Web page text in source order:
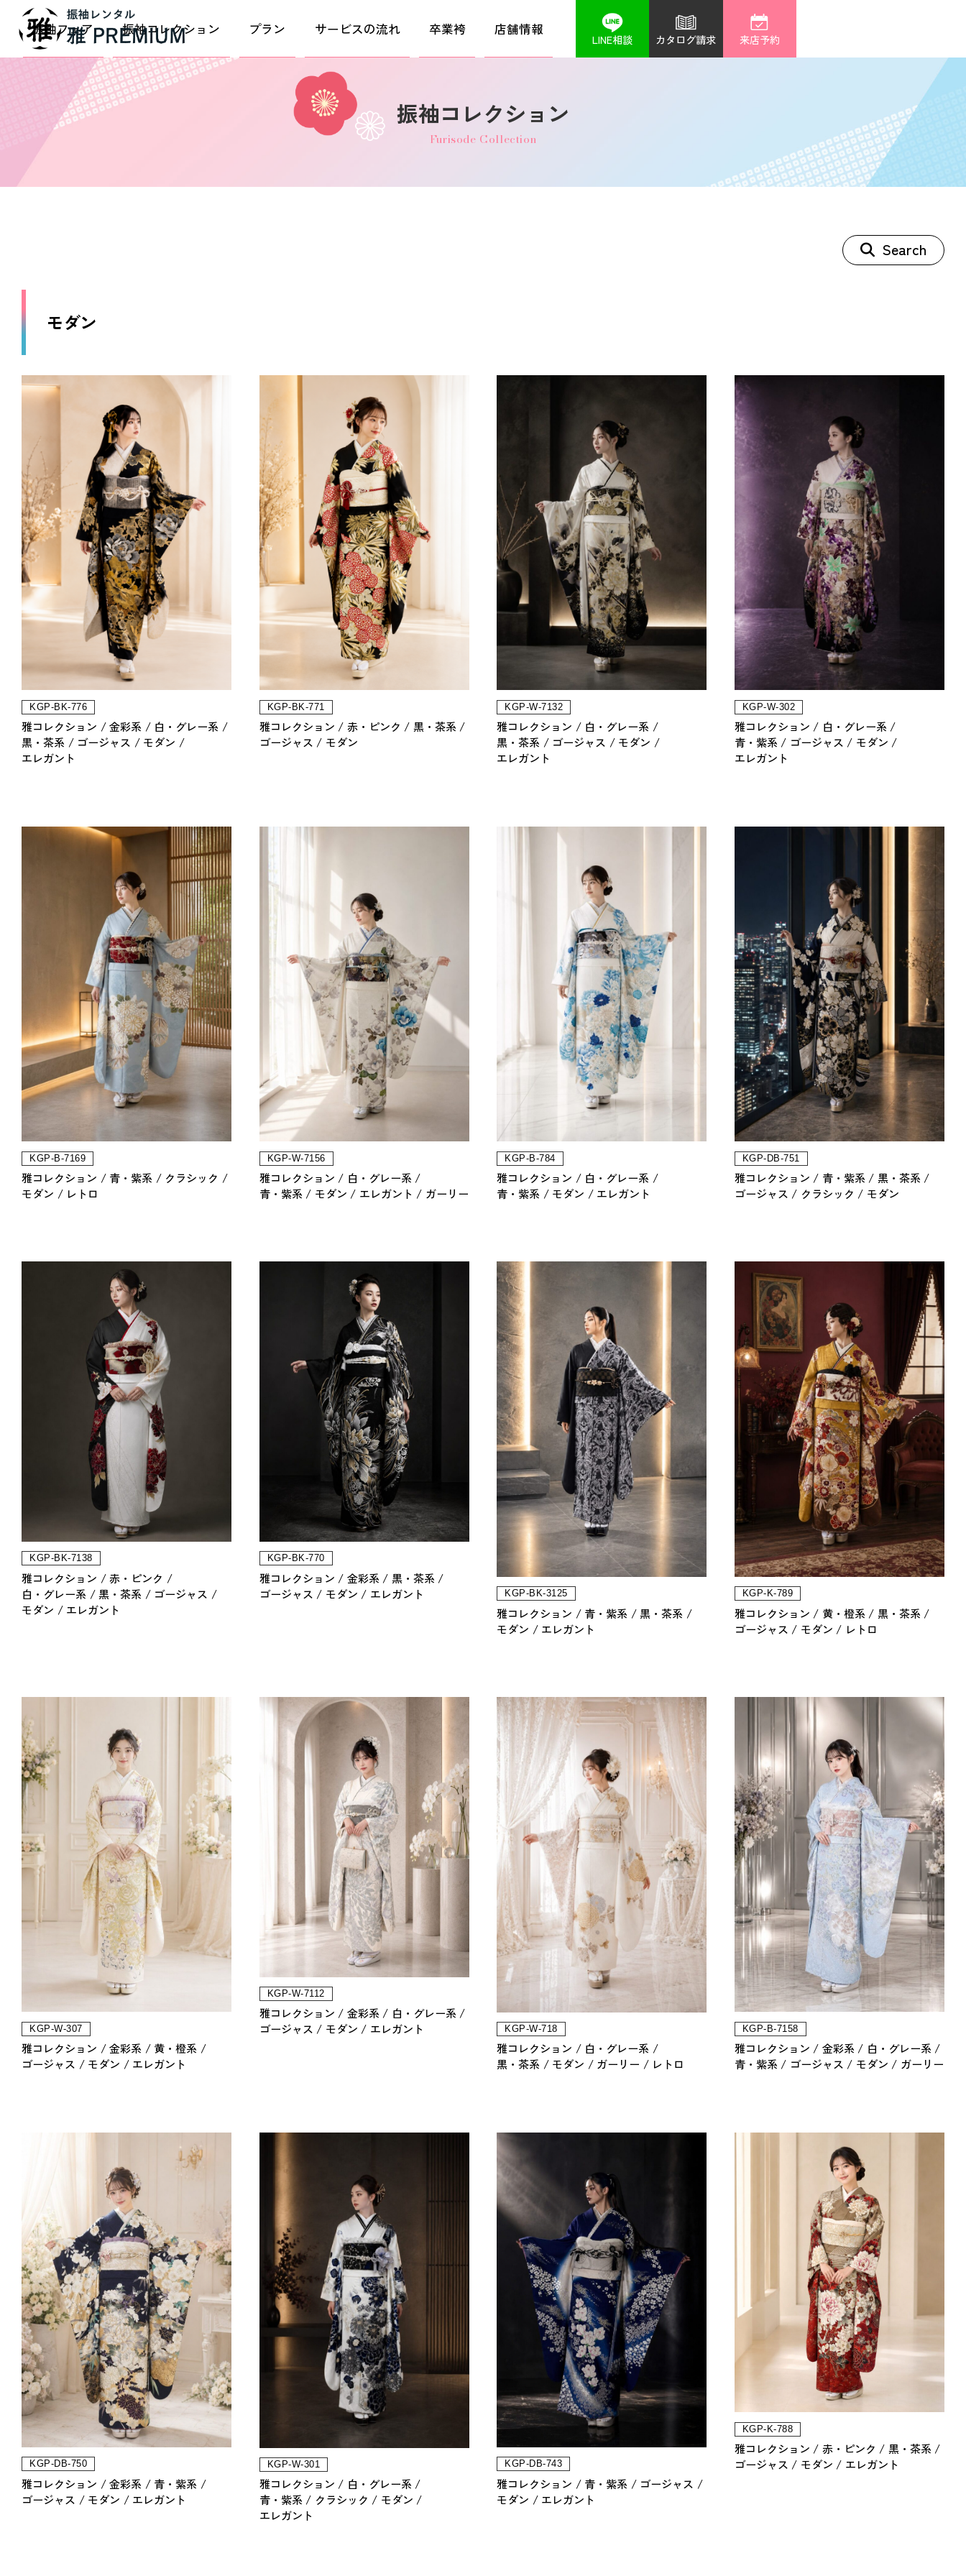
振袖フェア 振袖コレクション プラン サービスの流れ 卒業袴 店舗情報
LINE相談 カタログ請求 来店予約
振袖コレクション
Furisode Collection
Search
モダン
KGP-BK-776
雅コレクション 金彩系
白・グレー系
黒・茶系
ゴージャス
モダン
エレガント
KGP-BK-771
雅コレクション 赤・ピンク
黒・茶系
ゴージャス
モダン
KGP-W-7132
雅コレクション
白・グレー系
黒・茶系
ゴージャス
モダン
エレガント
KGP-W-302
雅コレクション
白・グレー系
青・紫系
ゴージャス
モダン
エレガント
KGP-B-7169
雅コレクション 青・紫系
クラシック
モダン
レトロ
KGP-W-7156
雅コレクション
白・グレー系
青・紫系
モダン エレガント ガーリー
KGP-B-784
雅コレクション
白・グレー系
青・紫系
モダン エレガント
KGP-DB-751
雅コレクション 青・紫系
黒・茶系
ゴージャス
クラシック モダン
KGP-BK-7138
雅コレクション
赤・ピンク
白・グレー系
黒・茶系
ゴージャス
モダン
エレガント
KGP-BK-770
雅コレクション 金彩系
黒・茶系
ゴージャス
モダン エレガント KGP-BK-3125
雅コレクション 青・紫系
黒・茶系
モダン
エレガント
KGP-K-789
雅コレクション 黄・橙系
黒・茶系
ゴージャス
モダン レトロ
KGP-W-307
雅コレクション 金彩系
黄・橙系
ゴージャス
モダン エレガント
KGP-W-7112
雅コレクション 金彩系
白・グレー系
ゴージャス
モダン エレガント KGP-W-718
雅コレクション
白・グレー系
黒・茶系
モダン ガーリー レトロ
KGP-B-7158
雅コレクション 金彩系
白・グレー系
青・紫系
ゴージャス モダン ガーリー
KGP-DB-750
雅コレクション 金彩系
青・紫系
ゴージャス
モダン エレガント
KGP-W-301
雅コレクション
白・グレー系
青・紫系
クラシック
モダン
エレガント
KGP-DB-743
雅コレクション 青・紫系
ゴージャス
モダン
エレガント
KGP-K-788
雅コレクション 赤・ピンク
黒・茶系
ゴージャス
モダン エレガント